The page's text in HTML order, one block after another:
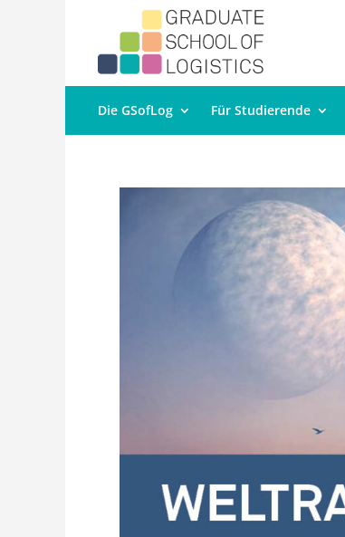
Die GSofLog Für Studierende